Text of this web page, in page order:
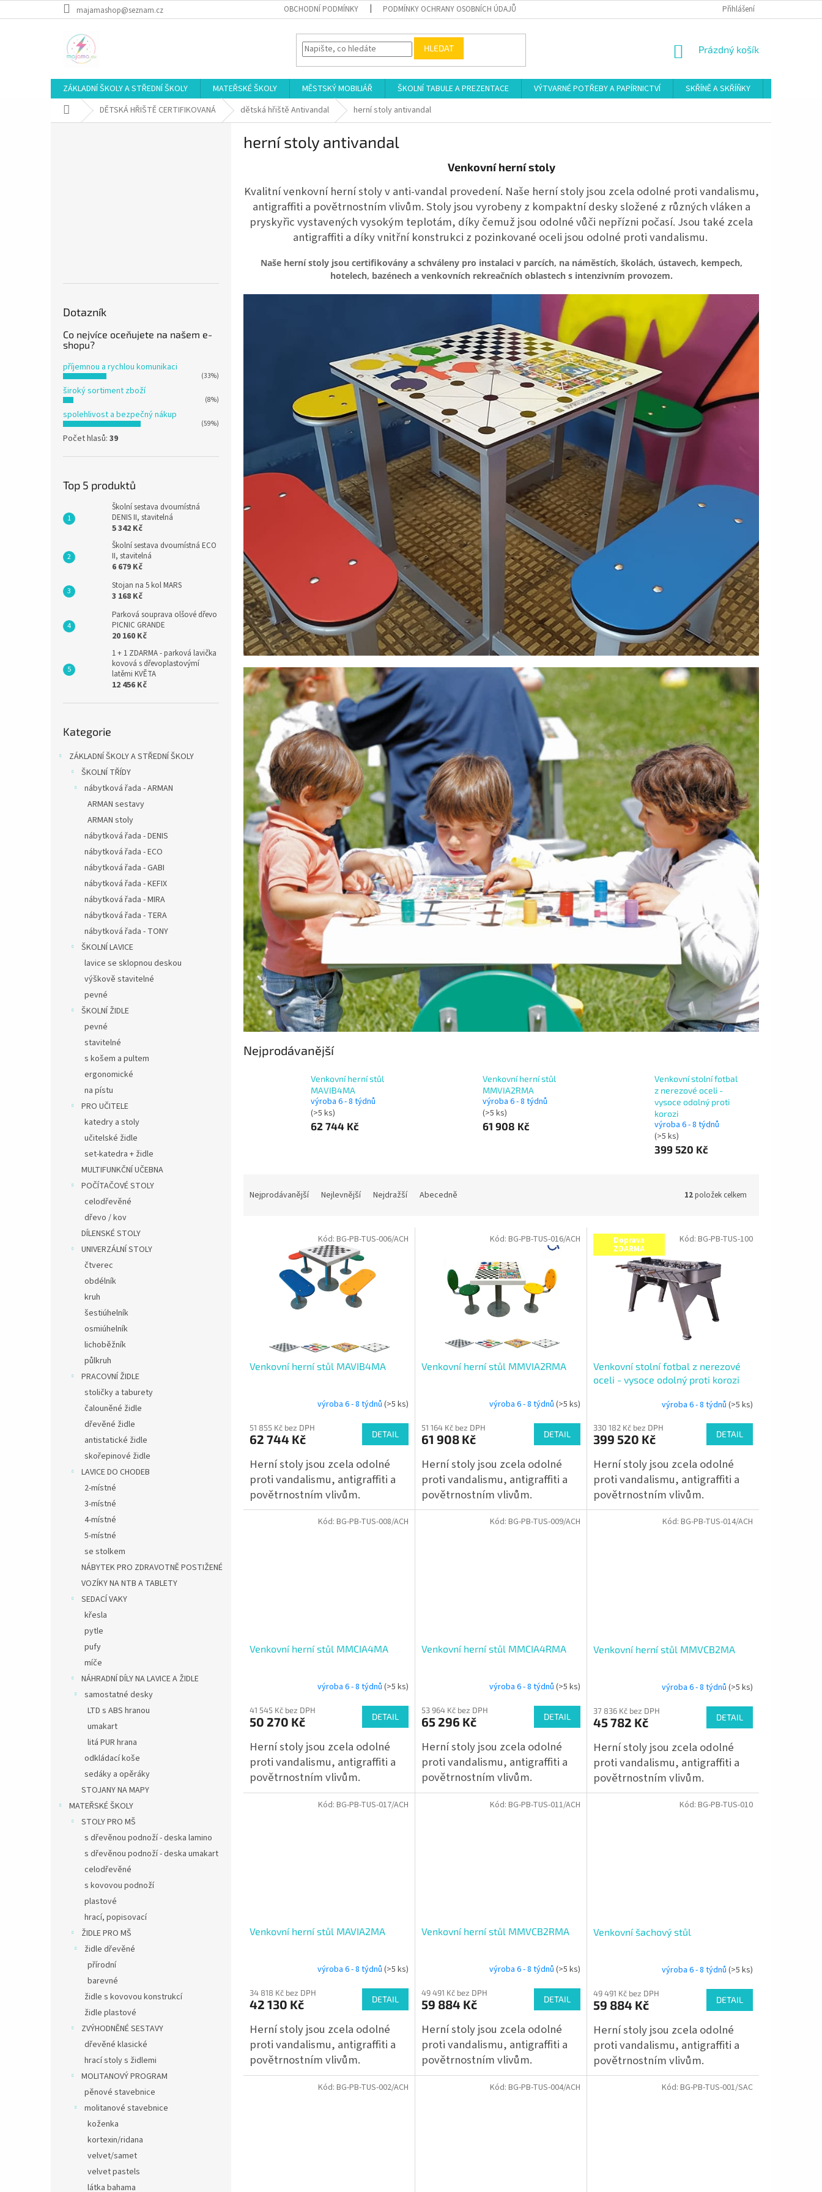
na
majamashop@seznam.cz OBCHODNÍ PODMÍNKY PODMÍNKY OCHRANY OSOBNÍCH ÚDAJŮ Přihlášení
HLEDAT
NÁKUPNÍ
Prázdný košík
ZÁKLADNÍ ŠKOLY A STŘEDNÍ ŠKOLY MATEŘSKÉ ŠKOLY MĚSTSKÝ MOBILIÁŘ ŠKOLNÍ TABULE A PREZENTACE VÝTVARNÉ POTŘEBY A PAPÍRNICTVÍ SKŘÍNĚ A SKŘÍŇKY
Domů DĚTSKÁ HŘIŠTĚ CERTIFIKOVANÁ dětská hřiště Antivandal herní stoly antivandal
Dotazník
Co nejvíce oceňujete na našem e-
shopu?
příjemnou a rychlou komunikaci
(33%)
široký sortiment zboží
(8%)
spolehlivost a bezpečný nákup
(59%)
Počet hlasů: 39
Top 5 produktů
Školní sestava dvoumístná
DENIS II, stavitelná
5 342 Kč
Školní sestava dvoumístná ECO
II, stavitelná
6 679 Kč
Stojan na 5 kol MARS
3 168 Kč
Parková souprava olšové dřevo
PICNIC GRANDE
20 160 Kč
1 + 1 ZDARMA - parková lavička
kovová s dřevoplastovýmí
latěmi KVĚTA
12 456 Kč
kategorie
Kategorie
ZÁKLADNÍ ŠKOLY A STŘEDNÍ ŠKOLY
ŠKOLNÍ TŘÍDY
nábytková řada - ARMAN
ARMAN sestavy
ARMAN stoly
nábytková řada - DENIS
nábytková řada - ECO
nábytková řada - GABI
nábytková řada - KEFIX
nábytková řada - MIRA
nábytková řada - TERA
nábytková řada - TONY
ŠKOLNÍ LAVICE
lavice se sklopnou deskou
výškově stavitelné
pevné
ŠKOLNÍ ŽIDLE
pevné
stavitelné
s košem a pultem
ergonomické
na pístu
PRO UČITELE
katedry a stoly
učitelské židle
set-katedra + židle
MULTIFUNKČNÍ UČEBNA
POČÍTAČOVÉ STOLY
celodřevěné
dřevo / kov
DÍLENSKÉ STOLY
UNIVERZÁLNÍ STOLY
čtverec
obdélník
kruh
šestiúhelník
osmiúhelník
lichoběžník
půlkruh
PRACOVNÍ ŽIDLE
stoličky a taburety
čalouněné židle
dřevěné židle
antistatické židle
skořepinové židle
LAVICE DO CHODEB
2-místné
3-místné
4-místné
5-místné
se stolkem
NÁBYTEK PRO ZDRAVOTNĚ POSTIŽENÉ
VOZÍKY NA NTB A TABLETY
SEDACÍ VAKY
křesla
pytle
pufy
míče
NÁHRADNÍ DÍLY NA LAVICE A ŽIDLE
samostatné desky
LTD s ABS hranou
umakart
litá PUR hrana
odkládací koše
sedáky a opěráky
STOJANY NA MAPY
MATEŘSKÉ ŠKOLY
STOLY PRO MŠ
s dřevěnou podnoží - deska lamino
s dřevěnou podnoží - deska umakart
celodřevěné
s kovovou podnoží
plastové
hrací, popisovací
ŽIDLE PRO MŠ
židle dřevěné
přírodní
barevné
židle s kovovou konstrukcí
židle plastové
ZVÝHODNĚNÉ SESTAVY
dřevěné klasické
hrací stoly s židlemi
MOLITANOVÝ PROGRAM
pěnové stavebnice
molitanové stavebnice
koženka
kortexin/ridana
velvet/samet
velvet pastels
látka bahama
herní stoly antivandal
Venkovní herní stoly
Kvalitní venkovní herní stoly v anti-vandal provedení. Naše herní stoly jsou zcela odolné proti vandalismu,
antigraffiti a povětrnostním vlivům. Stoly jsou vyrobeny z kompaktní desky složené z různých vláken a
pryskyřic vystavených vysokým teplotám, díky čemuž jsou odolné vůči nepřízni počasí. Jsou také zcela
antigraffiti a díky vnitřní konstrukci z pozinkované oceli jsou odolné proti vandalismu.
Naše herní stoly jsou certifikovány a schváleny pro instalaci v parcích, na náměstích, školách, ústavech, kempech,
hotelech, bazénech a venkovních rekreačních oblastech s intenzivním provozem.
Nejprodávanější
Venkovní herní stůl
MAVIB4MA
výroba 6 - 8 týdnů
(>5 ks)
62 744 Kč
Venkovní herní stůl
MMVIA2RMA
výroba 6 - 8 týdnů
(>5 ks)
61 908 Kč
Venkovní stolní fotbal
z nerezové oceli -
vysoce odolný proti
korozi
výroba 6 - 8 týdnů
(>5 ks)
399 520 Kč
Nejprodávanější Nejlevnější Nejdražší Abecedně 12položek celkem
Venkovní herní stůl MAVIB4MA
výroba 6 - 8 týdnů (>5 ks)
51 855 Kč bez DPH
62 744 Kč DETAIL
Herní stoly jsou zcela odolné
proti vandalismu, antigraffiti a
povětrnostním vlivům.
Kód: BG-PB-TUS-006/ACH
Venkovní herní stůl MMVIA2RMA
výroba 6 - 8 týdnů (>5 ks)
51 164 Kč bez DPH
61 908 Kč DETAIL
Herní stoly jsou zcela odolné
proti vandalismu, antigraffiti a
povětrnostním vlivům.
Kód: BG-PB-TUS-016/ACH Doprava
ZDARMA
Venkovní stolní fotbal z nerezové
oceli - vysoce odolný proti korozi
výroba 6 - 8 týdnů (>5 ks)
330 182 Kč bez DPH
399 520 Kč DETAIL
Herní stoly jsou zcela odolné
proti vandalismu, antigraffiti a
povětrnostním vlivům.
Kód: BG-PB-TUS-100
Venkovní herní stůl MMCIA4MA
výroba 6 - 8 týdnů (>5 ks)
41 545 Kč bez DPH
50 270 Kč DETAIL
Herní stoly jsou zcela odolné
proti vandalismu, antigraffiti a
povětrnostním vlivům.
Kód: BG-PB-TUS-008/ACH
Venkovní herní stůl MMCIA4RMA
výroba 6 - 8 týdnů (>5 ks)
53 964 Kč bez DPH
65 296 Kč DETAIL
Herní stoly jsou zcela odolné
proti vandalismu, antigraffiti a
povětrnostním vlivům.
Kód: BG-PB-TUS-009/ACH
Venkovní herní stůl MMVCB2MA
výroba 6 - 8 týdnů (>5 ks)
37 836 Kč bez DPH
45 782 Kč DETAIL
Herní stoly jsou zcela odolné
proti vandalismu, antigraffiti a
povětrnostním vlivům.
Kód: BG-PB-TUS-014/ACH
Venkovní herní stůl MAVIA2MA
výroba 6 - 8 týdnů (>5 ks)
34 818 Kč bez DPH
42 130 Kč DETAIL
Herní stoly jsou zcela odolné
proti vandalismu, antigraffiti a
povětrnostním vlivům.
Kód: BG-PB-TUS-017/ACH
Venkovní herní stůl MMVCB2RMA
výroba 6 - 8 týdnů (>5 ks)
49 491 Kč bez DPH
59 884 Kč DETAIL
Herní stoly jsou zcela odolné
proti vandalismu, antigraffiti a
povětrnostním vlivům.
Kód: BG-PB-TUS-011/ACH
Venkovní šachový stůl
výroba 6 - 8 týdnů (>5 ks)
49 491 Kč bez DPH
59 884 Kč DETAIL
Herní stoly jsou zcela odolné
proti vandalismu, antigraffiti a
povětrnostním vlivům.
Kód: BG-PB-TUS-010
Kód: BG-PB-TUS-002/ACH Kód: BG-PB-TUS-004/ACH Kód: BG-PB-TUS-001/SAC